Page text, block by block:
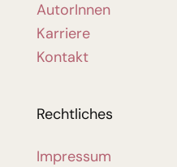
AutorInnen
Karriere
Kontakt
Rechtliches
Impressum